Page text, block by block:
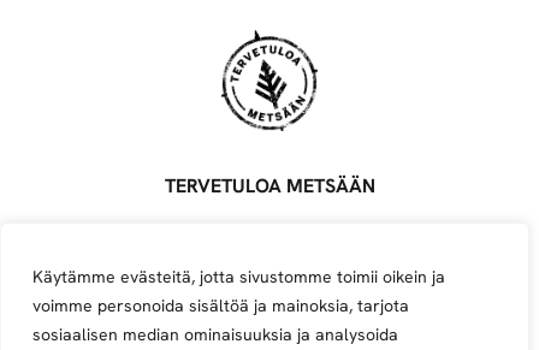
Käytämme evästeitä, jotta sivustomme toimii oikein ja
voimme personoida sisältöä ja mainoksia, tarjota
sosiaalisen median ominaisuuksia ja analysoida
TERVETULOA METSÄÄN
kiinnostuneet.
Avoimet työpaikat
Ilmoita työpaikka Ilmoita yritys